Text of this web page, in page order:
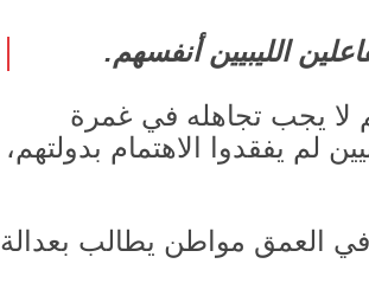
الليبيين أنفسهم.
يجب تجاهله في غمرة
لم يفقدوا الاهتمام بدولتهم،
العمق مواطن يطالب بعدالة